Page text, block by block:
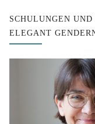
SCHULUNGEN
ELEGANT